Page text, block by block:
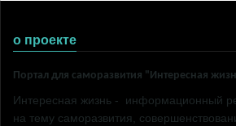
о проекте
Портал для саморазвития "Интересная
Интересная жизнь - информационный
на тему саморазвития,